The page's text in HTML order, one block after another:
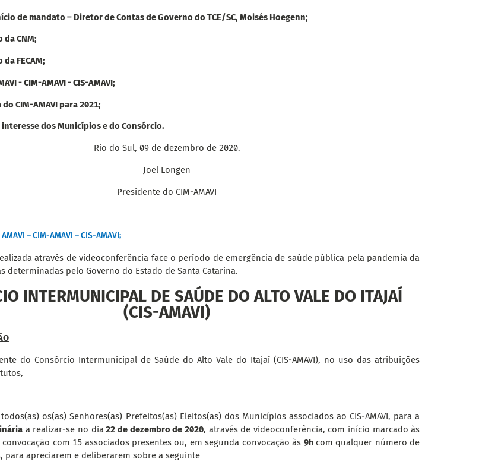
de mandato – Diretor de Contas de Governo do TCE/SC, Moisés Hoegenn;
CNM;
FECAM;
- CIM-AMAVI - CIS-AMAVI;
CIM-AMAVI para 2021;
dos Municípios e do Consórcio.
Rio do Sul, 09 de dezembro de 2020.
Joel Longen
Presidente do CIM-AMAVI
– CIM-AMAVI – CIS-AMAVI;
através de videoconferência face o período de emergência de saúde pública pela pandemia da
determinadas pelo Governo do Estado de Santa Catarina.
INTERMUNICIPAL DE SAÚDE DO ALTO VALE DO ITAJAÍ
(CIS-AMAVI)
do Consórcio Intermunicipal de Saúde do Alto Vale do Itajaí (CIS-AMAVI), no uso das atribuições
os(as) Senhores(as) Prefeitos(as) Eleitos(as) dos Municípios associados ao CIS-AMAVI, para a
a realizar-se no dia22 de dezembro de 2020, através de videoconferência, com início marcado às
com 15 associados presentes ou, em segunda convocação às 9h com qualquer número de
para apreciarem e deliberarem sobre a seguinte